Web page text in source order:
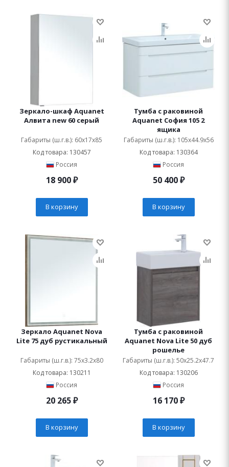
Зеркало-шкаф Aquanet
Алвита new 60 серый
Габариты (ш.г.в.): 60x17x85
Код товара: 130457
Россия
18 900₽
В корзину
Тумба с раковиной
Aquanet София 105 2
ящика
Габариты (ш.г.в.): 105x44.9x56
Код товара: 130364
Россия
50 400₽
В корзину
Зеркало Aquanet Nova
Lite 75 дуб рустикальный
Габариты (ш.г.в.): 75x3.2x80
Код товара: 130211
Россия
20 265₽
В корзину
Тумба с раковиной
Aquanet Nova Lite 50 дуб
рошелье
Габариты (ш.г.в.): 50x25.2x47.7
Код товара: 130206
Россия
16 170₽
В корзину